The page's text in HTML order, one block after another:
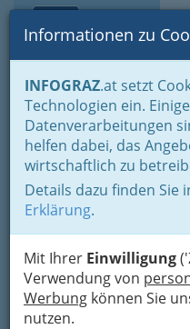
Informationen zu
INFOGRAZ.at setzt
Technologien ein.
Datenverarbeitungen
helfen dabei, das
wirtschaftlich zu
Details dazu finden Sie
Erklärung.
Mit Ihrer Einwilligung
Verwendung von
Werbung können Sie
nutzen.
Home Branchen Jobs &
Mit
Berufsleben
zur
DerStart ins
aufregender, aber
Schritt. Neben der
auch das
Rolle, um